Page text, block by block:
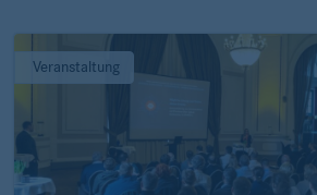
Veranstaltung